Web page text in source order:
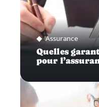
Assurance
Quelles
pour